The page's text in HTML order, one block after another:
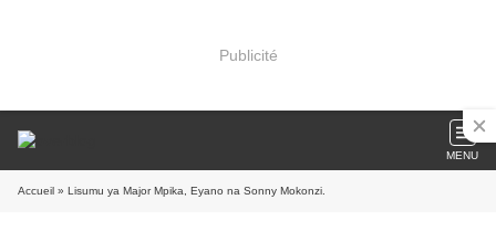
Publicité
MENU
Accueil » Lisumu ya Major Mpika, Eyano na Sonny Mokonzi.